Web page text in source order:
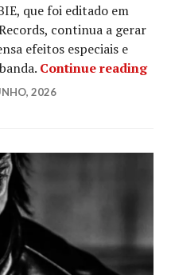
que foi editado em
continua a gerar
efeitos especiais e
Continue reading
2026